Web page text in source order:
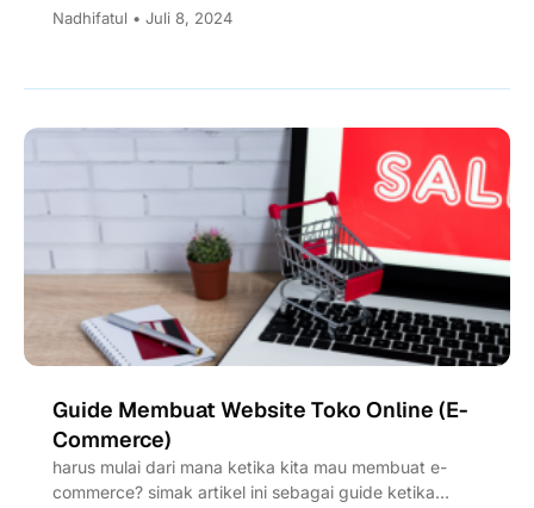
Nadhifatul • Juli 8, 2024
Guide Membuat Website Toko Online (E-
Commerce)
harus mulai dari mana ketika kita mau membuat e-
commerce? simak artikel ini sebagai guide ketika